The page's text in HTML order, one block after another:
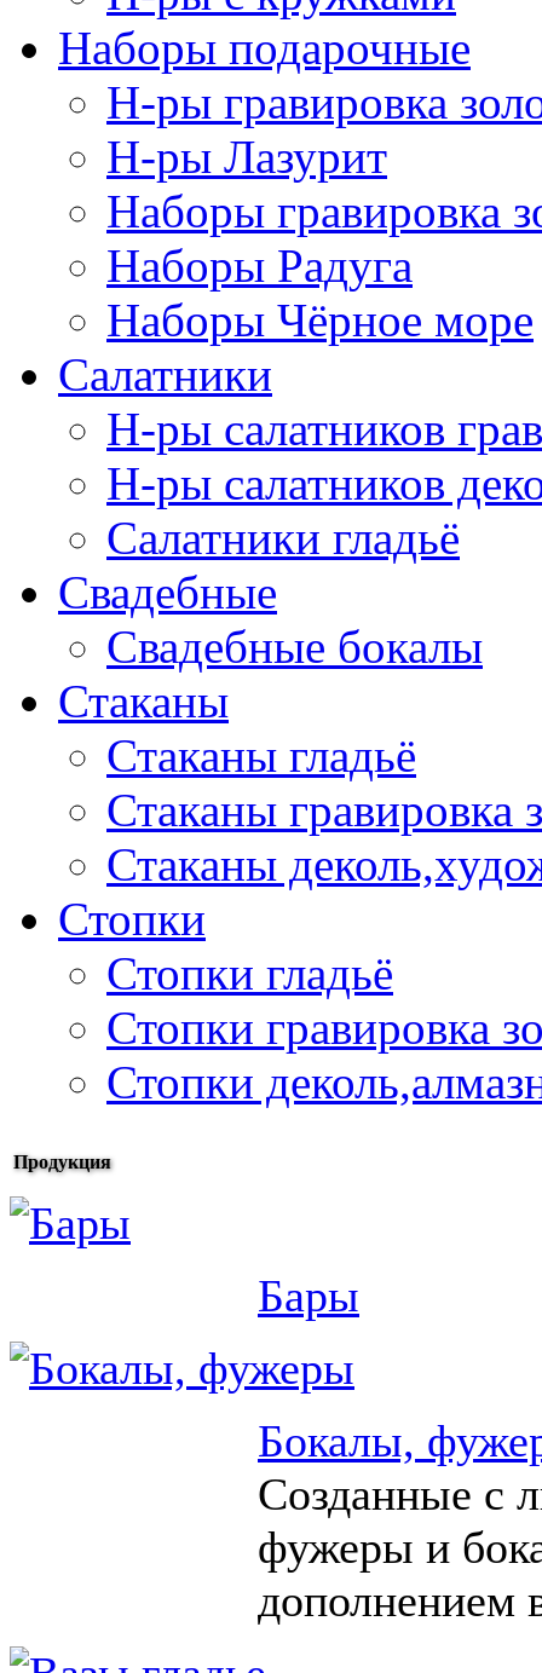
Наборы подарочные
Н-ры гравировка
Н-ры Лазурит
Наборы гравировка
Наборы Радуга
Наборы Чёрное море
Салатники
Н-ры салатников
Н-ры салатников
Салатники гладьё
Свадебные
Свадебные бокалы
Стаканы
Стаканы гладьё
Стаканы гравировка
Стаканы
Стопки
Стопки гладьё
Стопки гравировка
Стопки
Продукция
Бары
Бокалы,
Созданные с
фужеры и
дополнением